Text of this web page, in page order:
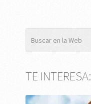
TE INTERESA: